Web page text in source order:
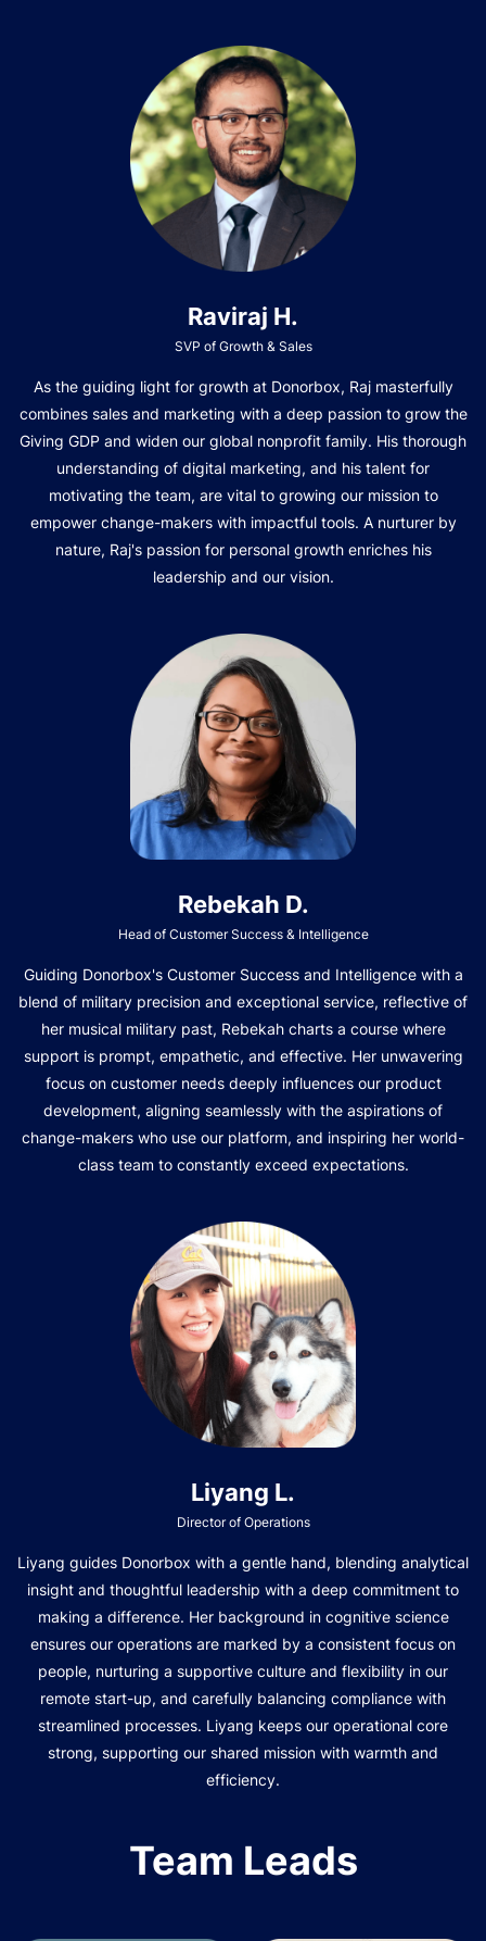
Raviraj H.
SVP of Growth & Sales
As the guiding light for growth at Donorbox, Raj masterfully
combines sales and marketing with a deep passion to grow the
Giving GDP and widen our global nonprofit family. His thorough
understanding of digital marketing, and his talent for
motivating the team, are vital to growing our mission to
empower change-makers with impactful tools. A nurturer by
nature, Raj's passion for personal growth enriches his
leadership and our vision.
Rebekah D.
Head of Customer Success & Intelligence
Guiding Donorbox's Customer Success and Intelligence with a
blend of military precision and exceptional service, reflective of
her musical military past, Rebekah charts a course where
support is prompt, empathetic, and effective. Her unwavering
focus on customer needs deeply influences our product
development, aligning seamlessly with the aspirations of
change-makers who use our platform, and inspiring her world-
class team to constantly exceed expectations.
Liyang L.
Director of Operations
Liyang guides Donorbox with a gentle hand, blending analytical
insight and thoughtful leadership with a deep commitment to
making a difference. Her background in cognitive science
ensures our operations are marked by a consistent focus on
people, nurturing a supportive culture and flexibility in our
remote start-up, and carefully balancing compliance with
streamlined processes. Liyang keeps our operational core
strong, supporting our shared mission with warmth and
efficiency.
Team Leads